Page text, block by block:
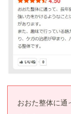
おおた整体に通